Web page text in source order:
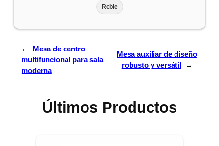
Roble
←
Mesa de centro
multifuncional para sala
moderna
Mesa auxiliar de diseño
robusto y versátil
→
Últimos Productos